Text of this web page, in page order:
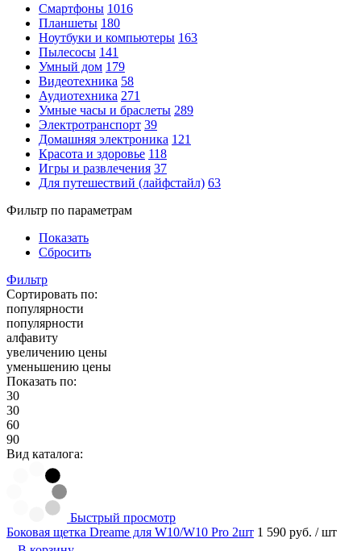
Смартфоны 1016
Планшеты 180
Ноутбуки и компьютеры 163
Пылесосы 141
Умный дом 179
Видеотехника 58
Аудиотехника 271
Умные часы и браслеты 289
Электротранспорт 39
Домашняя электроника 121
Красота и здоровье 118
Игры и развлечения 37
Для путешествий (лайфстайл) 63
Фильтр по параметрам
Показать
Сбросить
Фильтр
Сортировать по:
популярности
популярности
алфавиту
увеличению цены
уменьшению цены
Показать по:
30
30
60
90
Вид каталога:
Быстрый просмотр
Боковая щетка Dreame для W10/W10 Pro 2шт 1 590 руб. / шт